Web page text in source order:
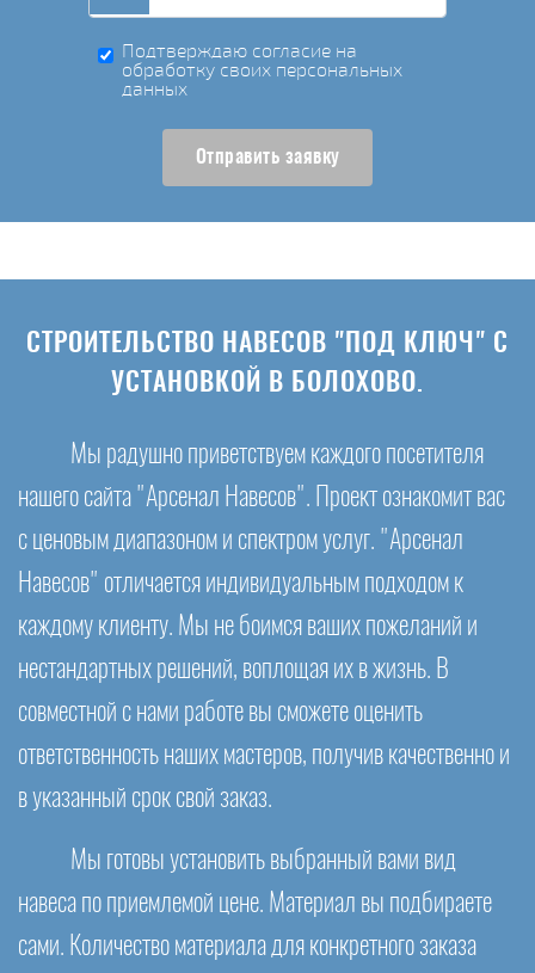
Подтверждаю согласие на
обработку своих персональных
данных
Отправить заявку
СТРОИТЕЛЬСТВО НАВЕСОВ "ПОД КЛЮЧ" С
УСТАНОВКОЙ В БОЛОХОВО.
Мы радушно приветствуем каждого посетителя
нашего сайта "Арсенал Навесов". Проект ознакомит вас
с ценовым диапазоном и спектром услуг. "Арсенал
Навесов" отличается индивидуальным подходом к
каждому клиенту. Мы не боимся ваших пожеланий и
нестандартных решений, воплощая их в жизнь. В
совместной с нами работе вы сможете оценить
ответственность наших мастеров, получив качественно и
в указанный срок свой заказ.
Мы готовы установить выбранный вами вид
навеса по приемлемой цене. Материал вы подбираете
сами. Количество материала для конкретного заказа